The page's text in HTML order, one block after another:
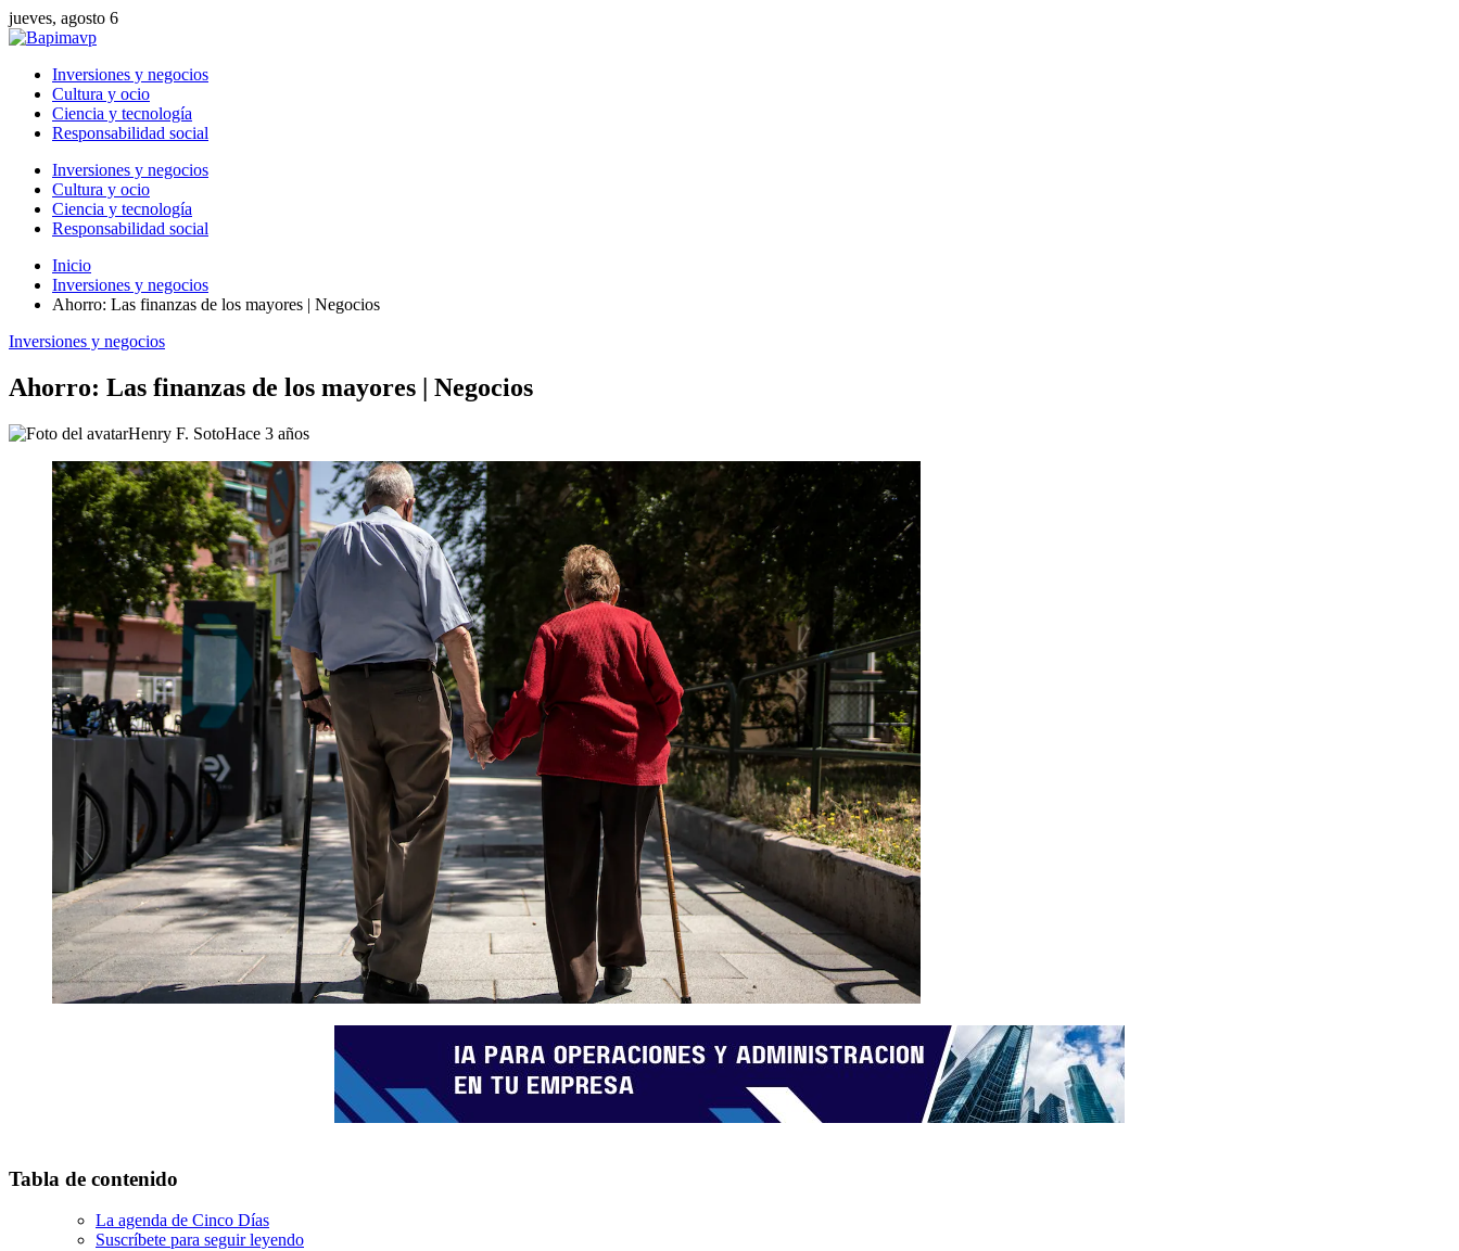
jueves, agosto 6
Inversiones y negocios
Cultura y ocio
Ciencia y tecnología
Responsabilidad social
Inversiones y negocios
Cultura y ocio
Ciencia y tecnología
Responsabilidad social
Inicio
Inversiones y negocios
Ahorro: Las finanzas de los mayores | Negocios
Inversiones y negocios
Ahorro: Las finanzas de los mayores | Negocios
Henry F. SotoHace 3 años
Tabla de contenido
La agenda de Cinco Días
Suscríbete para seguir leyendo